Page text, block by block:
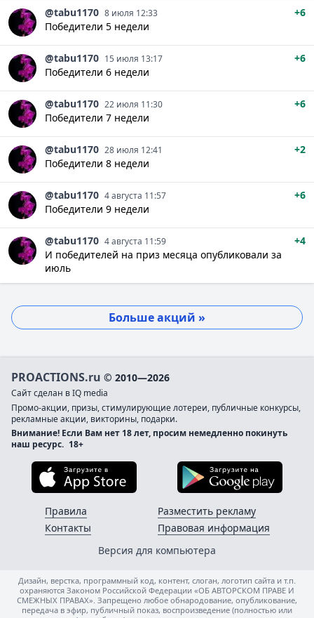
@tabu1170 8 июля 12:33
+6
Победители 5 недели
@tabu1170 15 июля 13:17
+6
Победители 6 недели
@tabu1170 22 июля 11:30
+6
Победители 7 недели
@tabu1170 28 июля 12:41
+2
Победители 8 недели
@tabu1170 4 августа 11:57
+6
Победители 9 недели
@tabu1170 4 августа 11:59
+4
И победителей на приз месяца опубликовали за
июль
Больше акций »
PROACTIONS.ru © 2010—2026
Сайт сделан в IQ media
Промо-акции, призы, стимулирующие лотереи, публичные конкурсы,
рекламные акции, викторины, подарки.
Внимание! Если Вам нет 18 лет, просим немедленно покинуть
наш ресурс. 18+
Загрузите в App Store
Правила
Контакты
Разместить рекламу
Правовая информация
Версия для компьютера
Дизайн, верстка, программный код, контент, слоган, логотип сайта и т.п.
охраняются Законом Российской Федерации «ОБ АВТОРСКОМ ПРАВЕ И
СМЕЖНЫХ ПРАВАХ». Запрещено любое обнародование, опубликование,
передача в эфир, публичный показ, воспроизведение (полностью или